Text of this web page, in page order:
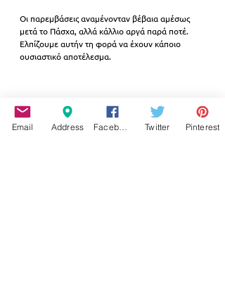
Οι παρεμβάσεις αναμένονταν βέβαια αμέσως
μετά το Πάσχα, αλλά κάλλιο αργά παρά ποτέ.
Ελπίζουμε αυτήν τη φορά να έχουν κάποιο
ουσιαστικό αποτέλεσμα.
Email Address Twitter Pinterest